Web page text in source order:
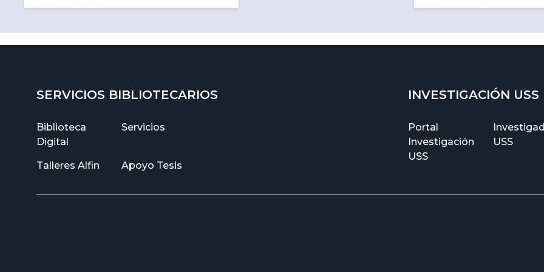
SERVICIOS BIBLIOTECARIOS
Biblioteca
Digital
Servicios
Talleres Alfin Apoyo Tesis
INVESTIGACIÓN USS
Portal
Investigación
USS
USS